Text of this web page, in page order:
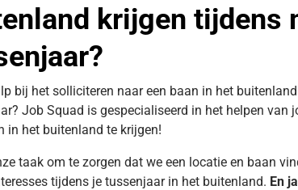
krijgen tijdens
bij het solliciteren naar een baan in het
Job Squad is gespecialiseerd in het helpen van
in het buitenland te krijgen!
taak om te zorgen dat we een locatie en baan
tijdens je tussenjaar in het buitenland. En